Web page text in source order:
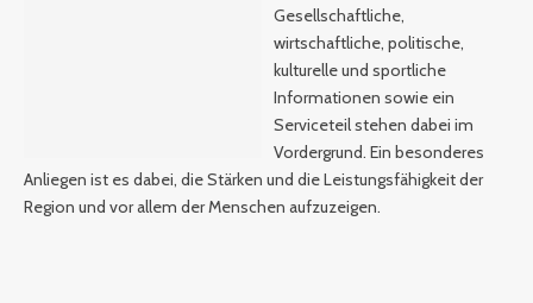
Gesellschaftliche,
wirtschaftliche, politische,
kulturelle und sportliche
Informationen sowie ein
Serviceteil stehen dabei im
Vordergrund. Ein besonderes
Anliegen ist es dabei, die Stärken und die Leistungsfähigkeit der
Region und vor allem der Menschen aufzuzeigen.